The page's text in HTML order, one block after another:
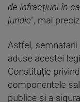
de infracţiuni în
juridic", mai
Astfel,
aduse acestei
Constituţie
componentele
publice şi a